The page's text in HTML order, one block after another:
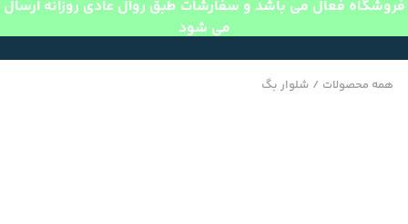
فروشگاه فعال می باشد و سفارشات طبق روال عادی روزانه ارسال
می شود
همه محصولات / شلوار بگ